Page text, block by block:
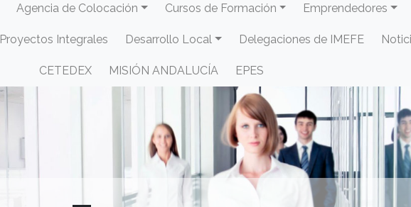
Agencia de Colocación Cursos de Formación Emprendedores
Proyectos Integrales Desarrollo Local Delegaciones de IMEFE
CETEDEX MISIÓN ANDALUCÍA EPES